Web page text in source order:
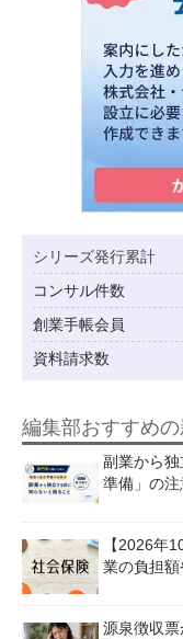
シリーズ発行累計
コンサル件数
創業手帳会員
資料請求数
編集部おすすめ
副業から
準備」の
【2026年
業の負担
源泉徴収